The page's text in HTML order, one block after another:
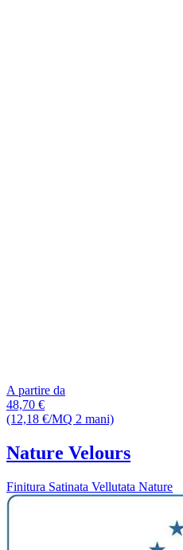
A partire da
48,70 €
(12,18 €/MQ 2 mani)
Nature Velours
Finitura Satinata Vellutata Nature